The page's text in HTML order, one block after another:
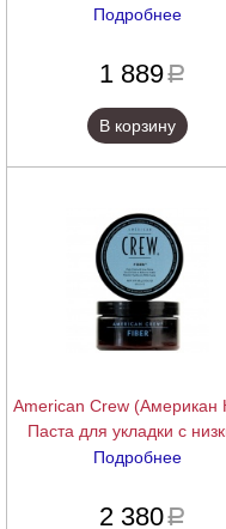
(Matte Clay), 85 гр
Подробнее
1 889a
В корзину
American Crew (Американ
Паста для укладки с
уровнем блеска (Fiber), 85
Подробнее
2 380a